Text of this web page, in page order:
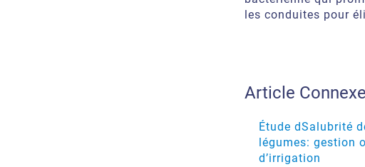
les conduites pour
Article
Étude dSalubrité
légumes: gestion
d’irrigation